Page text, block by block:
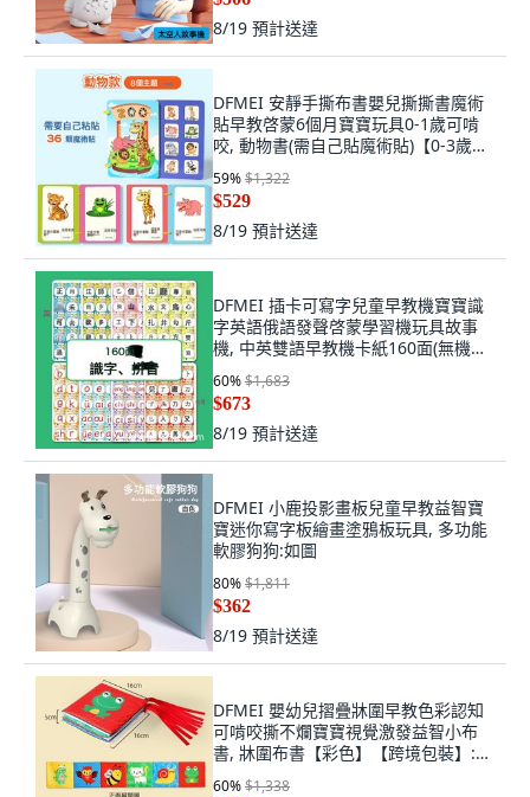
8/19 預計送達
DFMEI 安靜手撕布書嬰兒撕撕書魔術
貼早教啓蒙6個月寶寶玩具0-1歲可啃
咬, 動物書(需自己貼魔術貼)【0-3歲】
(8頁/5張):如圖
59%$1,322
$529
8/19 預計送達
DFMEI 插卡可寫字兒童早教機寶寶識
字英語俄語發聲啓蒙學習機玩具故事
機, 中英雙語早教機卡紙160面(無機
器):如圖
60%$1,683
$673
8/19 預計送達
DFMEI 小鹿投影畫板兒童早教益智寶
寶迷你寫字板繪畫塗鴉板玩具, 多功能
軟膠狗狗:如圖
80%$1,811
$362
8/19 預計送達
DFMEI 嬰幼兒摺疊牀圍早教色彩認知
可啃咬撕不爛寶寶視覺激發益智小布
書, 牀圍布書【彩色】【跨境包裝】:如
60%$1,338